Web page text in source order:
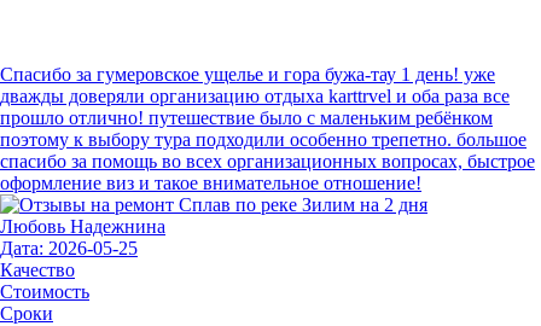
Спасибо за гумеровское ущелье и гора бужа-тау 1 день! уже
дважды доверяли организацию отдыха karttrvel и оба раза все
прошло отлично! путешествие было с маленьким ребёнком
поэтому к выбору тура подходили особенно трепетно. большое
спасибо за помощь во всех организационных вопросах, быстрое
оформление виз и такое внимательное отношение!
Любовь Надежнина
Дата: 2026-05-25
Качество
Стоимость
Сроки